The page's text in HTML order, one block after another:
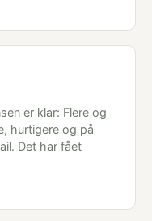
er klar: Flere og
hurtigere og på
Det har fået